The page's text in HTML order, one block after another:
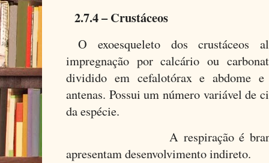
2.7.4 – Crustáceos
O exoesqueleto dos crustáceos
impregnação por calcário ou
dividido em cefalotórax e abdome e
antenas. Possui um número variável de
da espécie.
A respiração é branquial,
apresentam desenvolvimento indireto.